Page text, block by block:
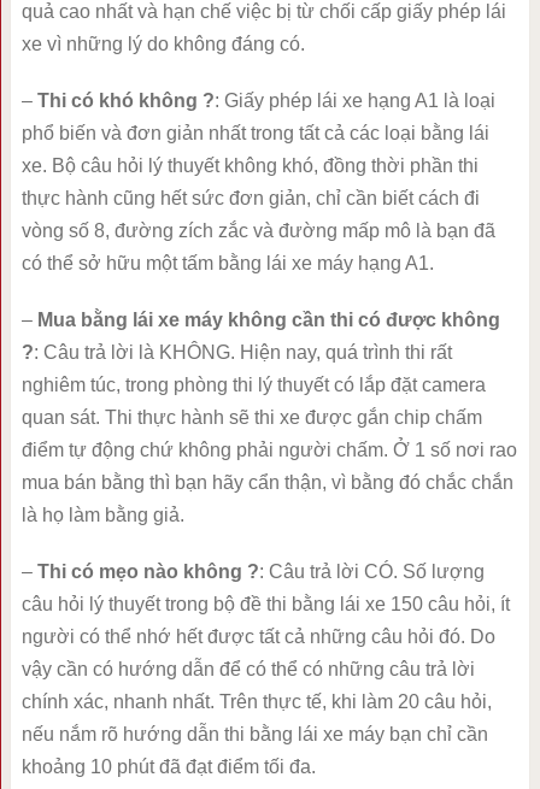
quả cao nhất và hạn chế việc bị từ chối cấp giấy phép lái
xe vì những lý do không đáng có.
– Thi có khó không ?: Giấy phép lái xe hạng A1 là loại
phổ biến và đơn giản nhất trong tất cả các loại bằng lái
xe. Bộ câu hỏi lý thuyết không khó, đồng thời phần thi
thực hành cũng hết sức đơn giản, chỉ cần biết cách đi
vòng số 8, đường zích zắc và đường mấp mô là bạn đã
có thể sở hữu một tấm bằng lái xe máy hạng A1.
– Mua bằng lái xe máy không cần thi có được không
?: Câu trả lời là KHÔNG. Hiện nay, quá trình thi rất
nghiêm túc, trong phòng thi lý thuyết có lắp đặt camera
quan sát. Thi thực hành sẽ thi xe được gắn chip chấm
điểm tự động chứ không phải người chấm. Ở 1 số nơi rao
mua bán bằng thì bạn hãy cẩn thận, vì bằng đó chắc chắn
là họ làm bằng giả.
– Thi có mẹo nào không ?: Câu trả lời CÓ. Số lượng
câu hỏi lý thuyết trong bộ đề thi bằng lái xe 150 câu hỏi, ít
người có thể nhớ hết được tất cả những câu hỏi đó. Do
vậy cần có hướng dẫn để có thể có những câu trả lời
chính xác, nhanh nhất. Trên thực tế, khi làm 20 câu hỏi,
nếu nắm rõ hướng dẫn thi bằng lái xe máy bạn chỉ cần
khoảng 10 phút đã đạt điểm tối đa.